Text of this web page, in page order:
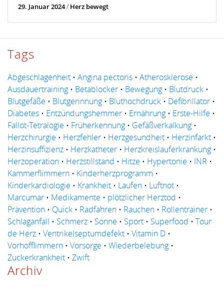
29. Januar 2024/Herz bewegt
Tags
Abgeschlagenheit • Angina pectoris • Atherosklerose •
Ausdauertraining • Betablocker • Bewegung • Blutdruck •
Blutgefäße • Blutgerinnung • Bluthochdruck • Defibrillator •
Diabetes • Entzündungshemmer • Ernährung • Erste-Hilfe •
Fallot-Tetralogie • Früherkennung • Gefäßverkalkung •
Herzchirurgie • Herzfehler • Herzgesundheit • Herzinfarkt •
Herzinsuffizienz • Herzkatheter • Herzkreislauferkrankung •
Herzoperation • Herzstillstand • Hitze • Hypertonie • INR •
Kammerflimmern • Kinderherzprogramm •
Kinderkardiologie • Krankheit • Laufen • Luftnot •
Marcumar • Medikamente • plötzlicher Herztod •
Prävention • Quick • Radfahren • Rauchen • Rollentrainer •
Schlaganfall • Schmerz • Sonne • Sport • Superfood • Tour
de Herz • Ventrikelseptumdefekt • Vitamin D •
Vorhofflimmern • Vorsorge • Wiederbelebung •
Zuckerkrankheit • Zwift
Archiv